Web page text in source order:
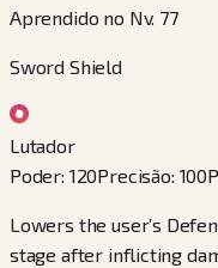
Aprendido no Nv. 77
Sword Shield
Lutador
Poder: 120Precisão: 100
Lowers the user’s
stage after inflicting